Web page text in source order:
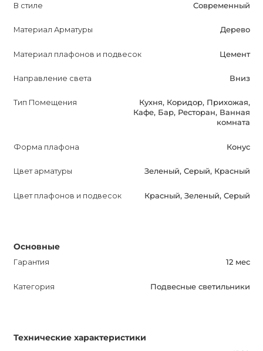
В стиле Современный
Материал Арматуры Дерево
Материал плафонов и подвесок Цемент
Направление света Вниз
Тип Помещения
Кухня, Коридор, Прихожая,
Кафе, Бар, Ресторан, Ванная
комната
Форма плафона Конус
Цвет арматуры Зеленый, Серый, Красный
Цвет плафонов и подвесок Красный, Зеленый, Серый
Основные
Гарантия 12 мес
Категория Подвесные светильники
Технические характеристики